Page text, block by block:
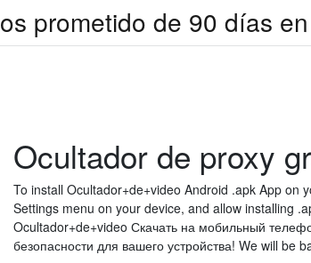
os prometido de 90 días
Ocultador de proxy
To install Ocultador+de+video Android .apk App on
Settings menu on your device, and allow installing
Ocultador+de+video Скачать на мобильный
безопасности для вашего устройства! We will be